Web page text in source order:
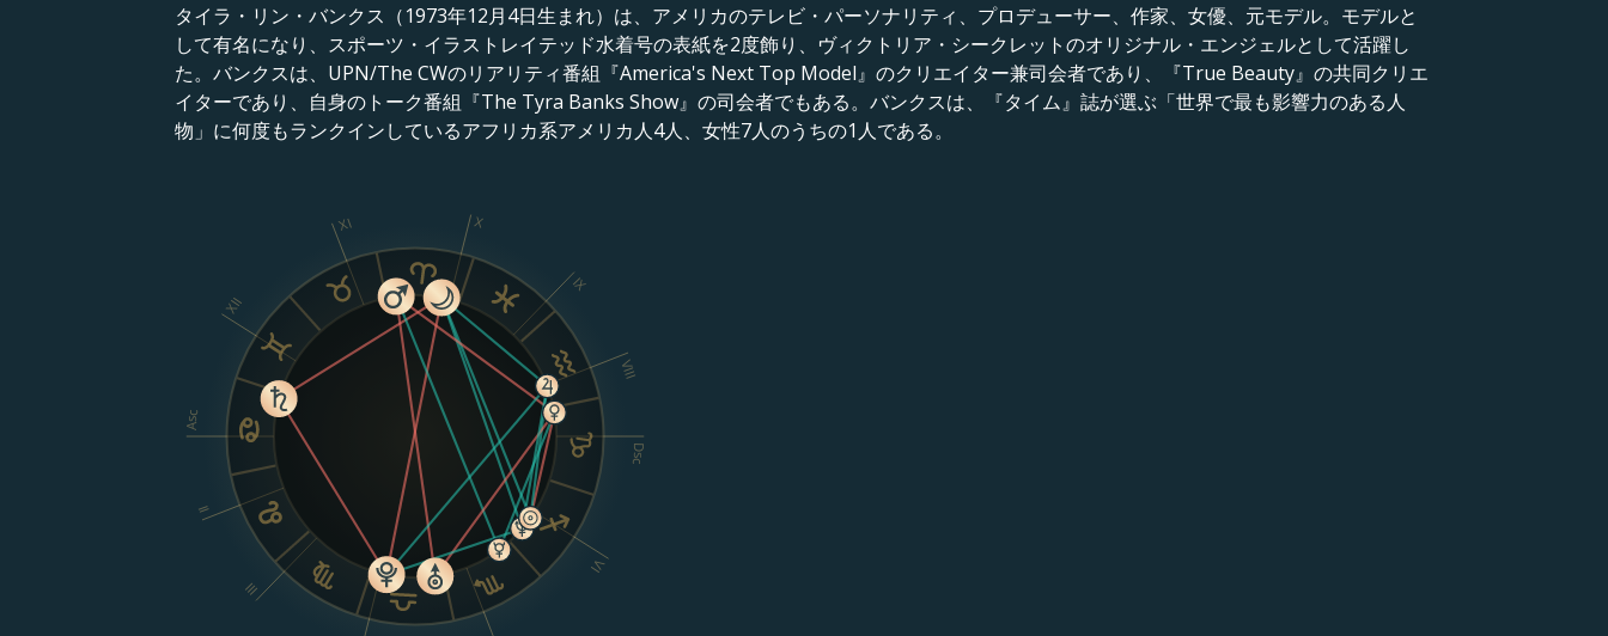
タイラ・リン・バンクス（1973年12月4日生まれ）は、アメリカのテレビ・パーソナリティ、プロデューサー、作家、女優、元モデル。モデルと
して有名になり、スポーツ・イラストレイテッド水着号の表紙を2度飾り、ヴィクトリア・シークレットのオリジナル・エンジェルとして活躍し
た。バンクスは、UPN/The CWのリアリティ番組『America's Next Top Model』のクリエイター兼司会者であり、『True Beauty』の共同クリエ
イターであり、自身のトーク番組『The Tyra Banks Show』の司会者でもある。バンクスは、『タイム』誌が選ぶ「世界で最も影響力のある人
物」に何度もランクインしているアフリカ系アメリカ人4人、女性7人のうちの1人である。
Asc
II
III
VI
Dsc
VIII
IX
X
XI
XII